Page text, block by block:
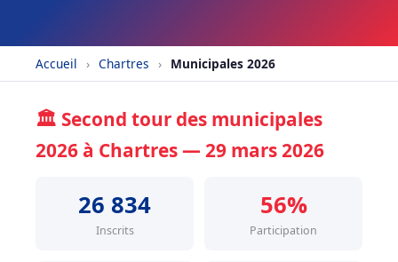
Accueil › Chartres › Municipales 2026
🏛️ Second tour des municipales
2026 à Chartres — 29 mars 2026
26 834
Inscrits
56%
Participation